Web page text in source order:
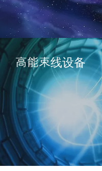
高能束线设备